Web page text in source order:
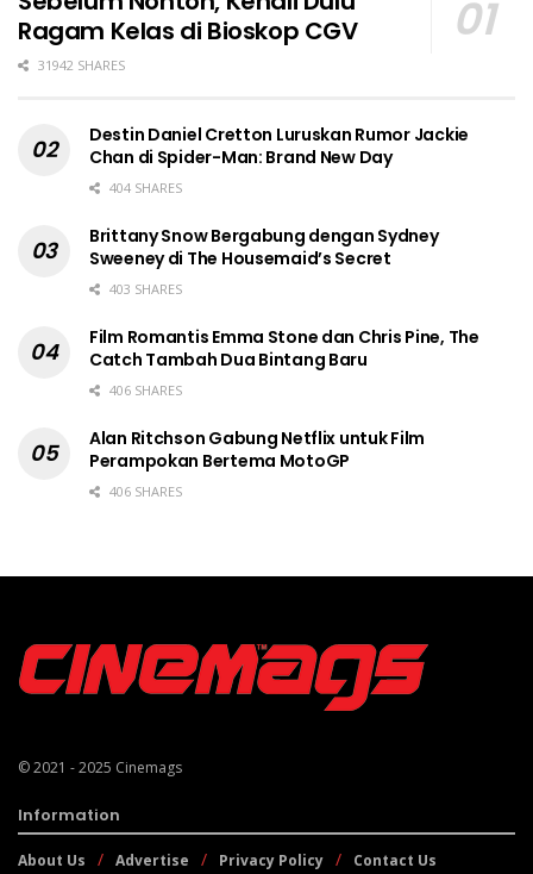
Ragam Kelas di Bioskop CGV
31942 SHARES
Destin Daniel Cretton Luruskan Rumor Jackie
Chan di Spider-Man: Brand New Day
404 SHARES
Brittany Snow Bergabung dengan Sydney
Sweeney di The Housemaid’s Secret
403 SHARES
Film Romantis Emma Stone dan Chris Pine, The
Catch Tambah Dua Bintang Baru
406 SHARES
Alan Ritchson Gabung Netflix untuk Film
Perampokan Bertema MotoGP
406 SHARES
© 2021 - 2025 Cinemags
Information
About Us Advertise Privacy Policy Contact Us